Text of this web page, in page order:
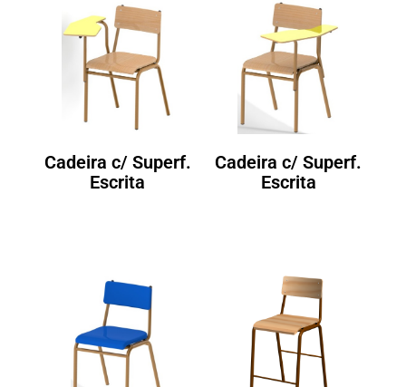
Cadeira c/ Superf.
Escrita
Cadeira c/ Superf.
Escrita